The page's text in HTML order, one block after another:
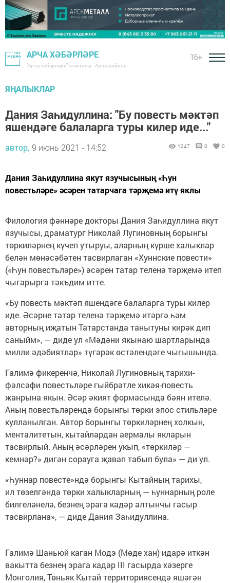
АРЧА ХӘБӘРЛӘРЕ
"Арча хәбәрләре" газетасы - Арча районы
16+
ЯҢАЛЫКЛАР
Дания Заһидуллина: "Бу повесть мәктәп
яшендәге балаларга туры килер иде..."
автор, 9 июнь 2021 - 14:52 1247 0 0
Дания Заһидуллина якут язучысының «Һун
повестьләре» әсәрен татарчага тәрҗемә итү яклы
Филология фәннәре докторы Дания Заһидуллина якут
язучысы, драматург Николай Лугиновның борынгы
төркиләрнең күчеп утыруы, аларның күрше халыклар
белән мөнәсәбәтен тасвирлаган «Хуннские повести»
(«Һун повестьләре») әсәрен татар теленә тәрҗемә итеп
чыгарырга тәкъдим итте.
«Бу повесть мәктәп яшендәге балаларга туры килер
иде. Әсәрне татар теленә тәрҗемә итәргә һәм
авторның иҗатын Татарстанда танытуны кирәк дип
саныйм», — диде ул «Мәдәни якынаю шартларында
милли әдәбиятлар» түгәрәк өстәлендәге чыгышында.
Галимә фикеренчә, Николай Лугиновның тарихи-
фәлсәфи повестьләре гыйбрәтле хикәя-повесть
жанрына якын. Әсәр әкият формасында бәян ителә.
Аның повестьләрендә борынгы төрки эпос стильләре
кулланылган. Автор борынгы төркиләрнең холкын,
менталитетын, кытайлардан аермалы якларын
тасвирлый. Аның әсәрләрен укып, «төркиләр —
кемнәр?» дигән сорауга җавап табып була» — ди ул.
«Һуннар повесте»ндә борынгы Кытайның тарихы,
ил төзелгәндә төрки халыкларның — һуннарның роле
билгеләнелә, безнең эрага кадәр алтынчы гасыр
тасвирлана», — диде Дания Заһидуллина.
Галимә Шаньюй каган Модэ (Мөде хан) идарә иткән
вакытта безнең эрага кадәр III гасырда хәзерге
Монголия, Төньяк Кытай территориясендә яшәгән